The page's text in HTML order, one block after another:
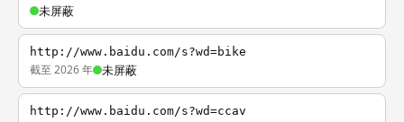
未屏蔽
http://www.baidu.com/s?wd=bike
截至 2026 年 未屏蔽
http://www.baidu.com/s?wd=ccav